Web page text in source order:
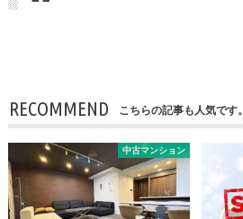
RECOMMEND こちらの記事も人気です。
中古マンション